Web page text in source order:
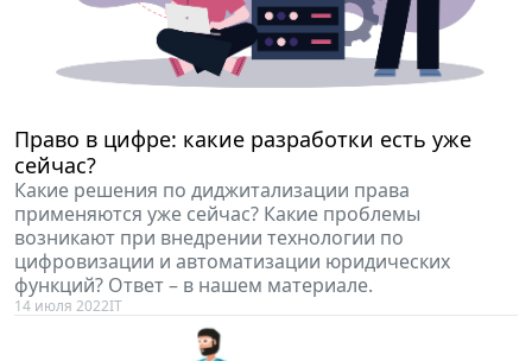
Право в цифре: какие разработки есть уже
сейчас?
Какие решения по диджитализации права
применяются уже сейчас? Какие проблемы
возникают при внедрении технологии по
цифровизации и автоматизации юридических
функций? Ответ – в нашем материале.
14 июля 2022IT